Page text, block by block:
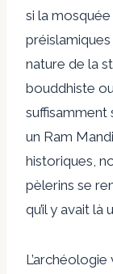
si la
nature de la
bouddhiste
suffisamment
un Ram
historiques,
pèlerins se
qu’il y avait là
L’archéologie